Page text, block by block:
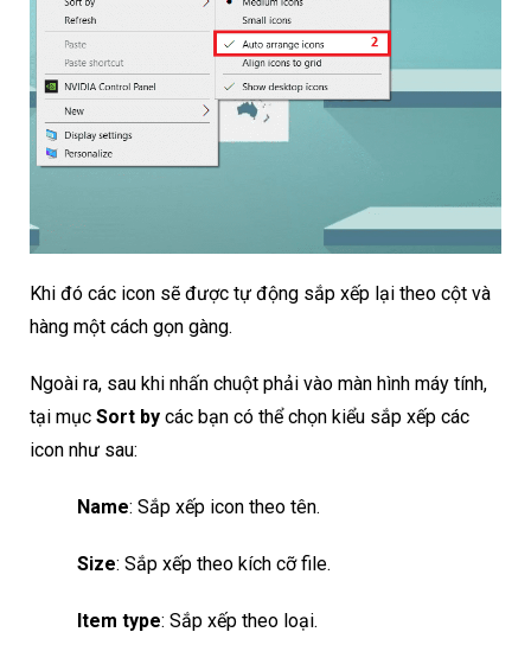
Khi đó các icon sẽ được tự động sắp xếp lại theo cột và
hàng một cách gọn gàng.
Ngoài ra, sau khi nhấn chuột phải vào màn hình máy tính,
tại mục Sort by các bạn có thể chọn kiểu sắp xếp các
icon như sau:
Name: Sắp xếp icon theo tên.
Size: Sắp xếp theo kích cỡ file.
Item type: Sắp xếp theo loại.